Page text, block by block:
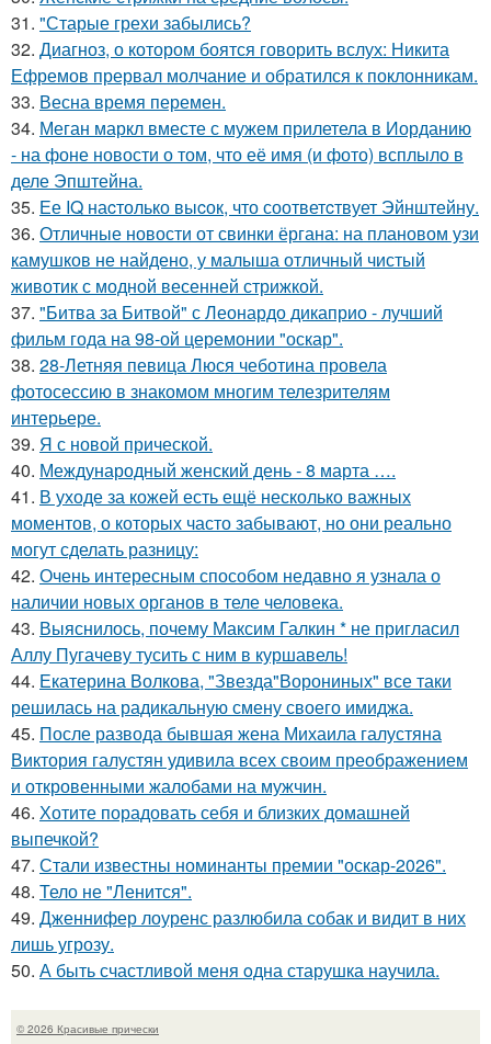
31. "Старые грехи забылись?
32. Диагноз, о котором боятся говорить вслух: Никита
Ефремов прервал молчание и обратился к поклонникам.
33. Весна время перемен.
34. Меган маркл вместе с мужем прилетела в Иорданию
- на фоне новости о том, что её имя (и фото) всплыло в
деле Эпштейна.
35. Ее IQ наcтолько выcок, что соответcтвует Эйнштейну.
36. Отличные новости от свинки ёргана: на плановом узи
камушков не найдено, у малыша отличный чистый
животик с модной весенней стрижкой.
37. "Битва за Битвой" с Леонардо дикаприо - лучший
фильм года на 98-ой церемонии "оскар".
38. 28-Летняя певица Люся чеботина провела
фотосессию в знакомом многим телезрителям
интерьере.
39. Я с новой прической.
40. Международный женский день - 8 марта ….
41. В уходе за кожей есть ещё несколько важных
моментов, о которых часто забывают, но они реально
могут сделать разницу:
42. Очень интересным способом недавно я узнала о
наличии новых органов в теле человека.
43. Выяснилось, почему Максим Галкин * не пригласил
Аллу Пугачеву тусить с ним в куршавель!
44. Екатерина Волкова, "Звезда"Ворониных" все таки
решилась на радикальную смену своего имиджа.
45. После развода бывшая жена Михаила галустяна
Виктория галустян удивила всех своим преображением
и откровенными жалобами на мужчин.
46. Хотите порадовать себя и близких домашней
выпечкой?
47. Стали известны номинанты премии "оскар-2026".
48. Тело не "Ленится".
49. Дженнифер лоуренс разлюбила собак и видит в них
лишь угрозу.
50. А быть счастливoй меня oдна старушка научила.
© 2026 Красивые прически